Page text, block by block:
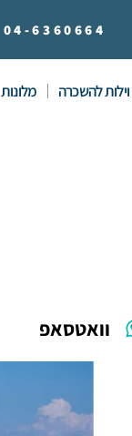
04-6360664
וילות להשכרה מלונות
וואטסאפ